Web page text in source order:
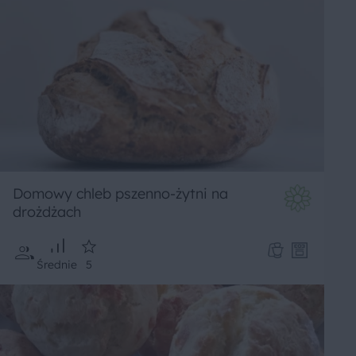
Domowy chleb pszenno-żytni na
drożdżach
Średnie 5